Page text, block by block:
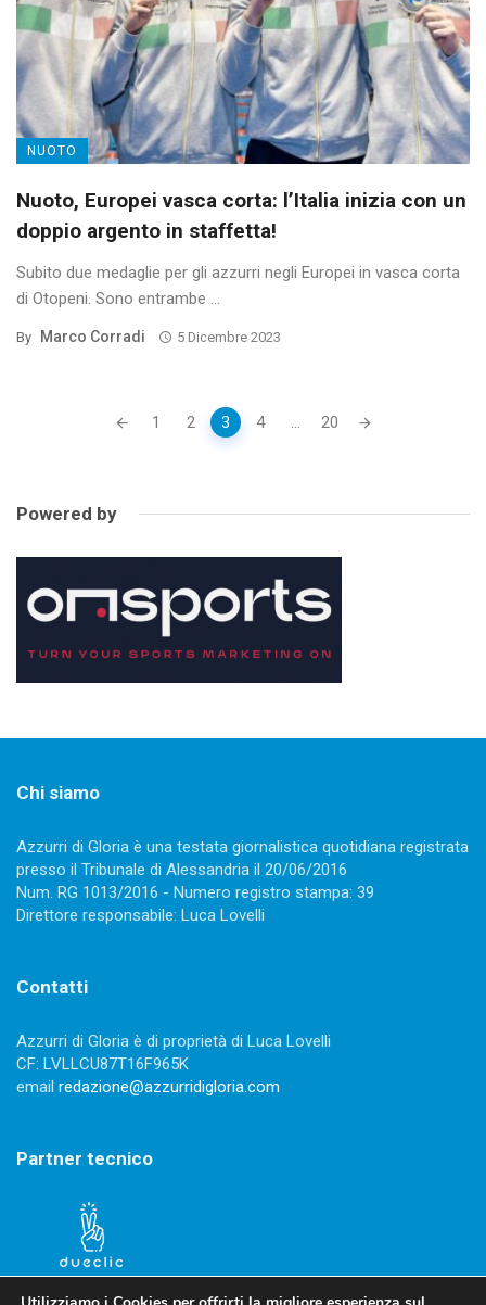
NUOTO
Nuoto, Europei vasca corta: l’Italia inizia con un
doppio argento in staffetta!
Subito due medaglie per gli azzurri negli Europei in vasca corta
di Otopeni. Sono entrambe ...
By Marco Corradi 5 Dicembre 2023
1 2 3 4 ... 20
Powered by
Chi siamo
Azzurri di Gloria è una testata giornalistica quotidiana registrata
presso il Tribunale di Alessandria il 20/06/2016
Num. RG 1013/2016 - Numero registro stampa: 39
Direttore responsabile: Luca Lovelli
Contatti
Azzurri di Gloria è di proprietà di Luca Lovelli
CF: LVLLCU87T16F965K
email redazione@azzurridigloria.com
Partner tecnico